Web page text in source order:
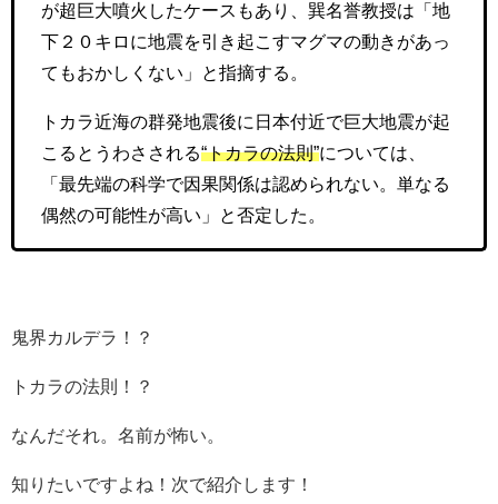
が超巨大噴火したケースもあり、巽名誉教授は「地
下２０キロに地震を引き起こすマグマの動きがあっ
てもおかしくない」と指摘する。
トカラ近海の群発地震後に日本付近で巨大地震が起
こるとうわさされる“トカラの法則”については、
「最先端の科学で因果関係は認められない。単なる
偶然の可能性が高い」と否定した。
鬼界カルデラ！？
トカラの法則！？
なんだそれ。名前が怖い。
知りたいですよね！次で紹介します！